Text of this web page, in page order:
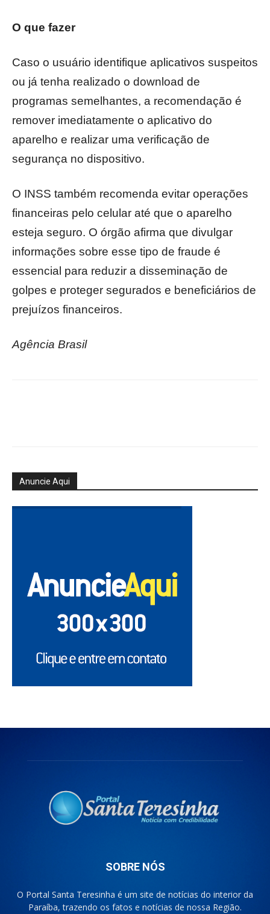
O que fazer
Caso o usuário identifique aplicativos suspeitos
ou já tenha realizado o download de
programas semelhantes, a recomendação é
remover imediatamente o aplicativo do
aparelho e realizar uma verificação de
segurança no dispositivo.
O INSS também recomenda evitar operações
financeiras pelo celular até que o aparelho
esteja seguro. O órgão afirma que divulgar
informações sobre esse tipo de fraude é
essencial para reduzir a disseminação de
golpes e proteger segurados e beneficiários de
prejuízos financeiros.
Agência Brasil
Anuncie Aqui
SOBRE NÓS
O Portal Santa Teresinha é um site de notícias do interior da
Paraíba, trazendo os fatos e notícias de nossa Região.